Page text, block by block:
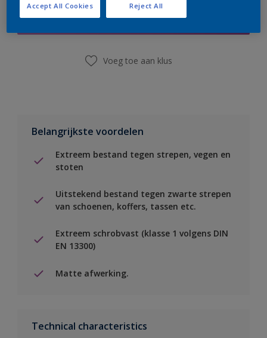
Vind een winkel
Voeg toe aan klus
Belangrijkste voordelen
Extreem bestand tegen strepen, vegen en
stoten
Uitstekend bestand tegen zwarte strepen
van schoenen, koffers, tassen etc.
Extreem schrobvast (klasse 1 volgens DIN
EN 13300)
Matte afwerking.
Technical characteristics
Reject All
Accept All Cookies